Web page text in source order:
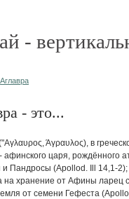
-
Аглавра
- это...
Άγραυλος), в
афинского царя, рождённого
и Пандросы (Apollod. Ill 14,1-
на хранение от Афины ларец
от семени Гефеста